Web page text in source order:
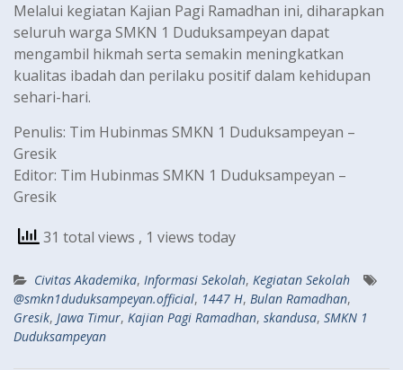
Melalui kegiatan Kajian Pagi Ramadhan ini, diharapkan
seluruh warga SMKN 1 Duduksampeyan dapat
mengambil hikmah serta semakin meningkatkan
kualitas ibadah dan perilaku positif dalam kehidupan
sehari-hari.
Penulis: Tim Hubinmas SMKN 1 Duduksampeyan –
Gresik
Editor: Tim Hubinmas SMKN 1 Duduksampeyan –
Gresik
31 total views , 1 views today
Civitas Akademika, Informasi Sekolah, Kegiatan Sekolah
@smkn1duduksampeyan.official, 1447 H, Bulan Ramadhan,
Gresik, Jawa Timur, Kajian Pagi Ramadhan, skandusa, SMKN 1
Duduksampeyan